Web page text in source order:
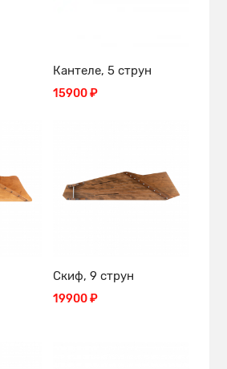
Кантеле, 5 струн
15900 ₽
Скиф, 9 струн
19900 ₽